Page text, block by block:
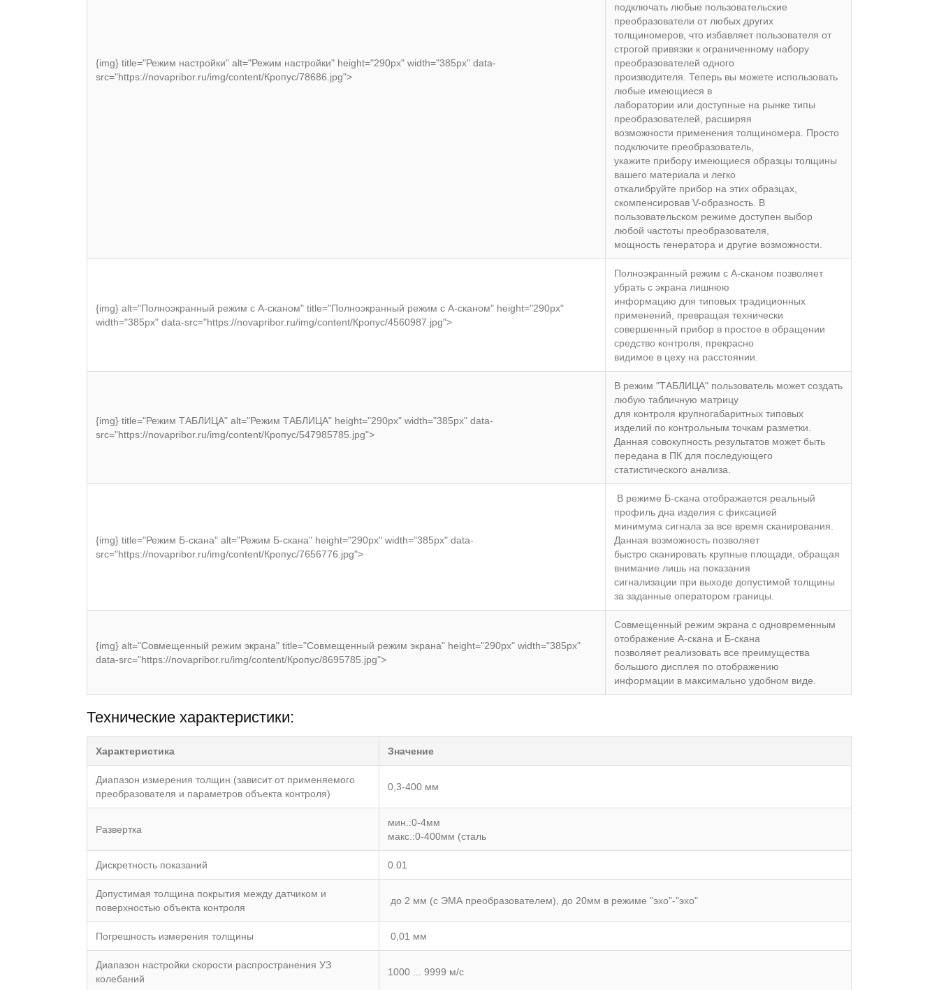
{img} title="Режим настройки" alt="Режим настройки" height="290px" width="385px" data-
src="https://novapribor.ru/img/content/Кропус/78686.jpg">
подключать любые пользовательские
преобразователи от любых других
толщиномеров, что избавляет пользователя от
строгой привязки к ограниченному набору
преобразователей одного
производителя. Теперь вы можете использовать
любые имеющиеся в
лаборатории или доступные на рынке типы
преобразователей, расширяя
возможности применения толщиномера. Просто
подключите преобразователь,
укажите прибору имеющиеся образцы толщины
вашего материала и легко
откалибруйте прибор на этих образцах,
скомпенсировав V-образность. В
пользовательском режиме доступен выбор
любой частоты преобразователя,
мощность генератора и другие возможности.
{img} alt="Полноэкранный режим с А-сканом" title="Полноэкранный режим с А-сканом" height="290px"
width="385px" data-src="https://novapribor.ru/img/content/Кропус/4560987.jpg">
Полноэкранный режим с А-сканом позволяет
убрать с экрана лишнюю
информацию для типовых традиционных
применений, превращая технически
совершенный прибор в простое в обращении
средство контроля, прекрасно
видимое в цеху на расстоянии.
{img} title="Режим ТАБЛИЦА" alt="Режим ТАБЛИЦА" height="290px" width="385px" data-
src="https://novapribor.ru/img/content/Кропус/547985785.jpg">
В режим "ТАБЛИЦА" пользователь может создать
любую табличную матрицу
для контроля крупногабаритных типовых
изделий по контрольным точкам разметки.
Данная совокупность результатов может быть
передана в ПК для последующего
статистического анализа.
{img} title="Режим Б-скана" alt="Режим Б-скана" height="290px" width="385px" data-
src="https://novapribor.ru/img/content/Кропус/7656776.jpg">
В режиме Б-скана отображается реальный
профиль дна изделия с фиксацией
минимума сигнала за все время сканирования.
Данная возможность позволяет
быстро сканировать крупные площади, обращая
внимание лишь на показания
сигнализации при выходе допустимой толщины
за заданные оператором границы.
{img} alt="Совмещенный режим экрана" title="Совмещенный режим экрана" height="290px" width="385px"
data-src="https://novapribor.ru/img/content/Кропус/8695785.jpg">
Совмещенный режим экрана с одновременным
отображение А-скана и Б-скана
позволяет реализовать все преимущества
большого дисплея по отображению
информации в максимально удобном виде.
Технические характеристики:
Характеристика Значение
Диапазон измерения толщин (зависит от применяемого
преобразователя и параметров объекта контроля)
0,3-400 мм
Развертка
мин.:0-4мм
макс.:0-400мм (сталь
Дискретность показаний 0.01
Допустимая толщина покрытия между датчиком и
поверхностью объекта контроля
до 2 мм (с ЭМА преобразователем), до 20мм в режиме "эхо"-"эхо"
Погрешность измерения толщины 0,01 мм
Диапазон настройки скорости распространения УЗ
колебаний
1000 ... 9999 м/с